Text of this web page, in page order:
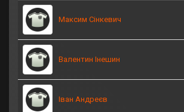
Максим Сінкевич
Валентин Інешин
Іван Андреєв